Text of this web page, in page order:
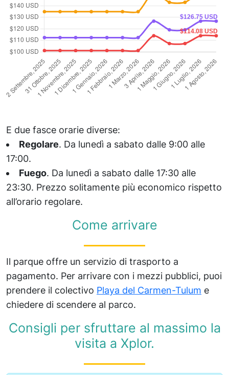
E due fasce orarie diverse:
Regolare. Da lunedì a sabato dalle 9:00 alle
17:00.
Fuego. Da lunedì a sabato dalle 17:30 alle
23:30. Prezzo solitamente più economico rispetto
all’orario regolare.
Come arrivare
Il parque offre un servizio di trasporto a
pagamento. Per arrivare con i mezzi pubblici, puoi
prendere il colectivo Playa del Carmen-Tulum e
chiedere di scendere al parco.
Consigli per sfruttare al massimo la
visita a Xplor.